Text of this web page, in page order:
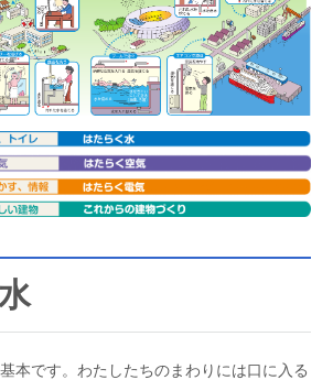
本です。わたしたちのまわりには口に入る